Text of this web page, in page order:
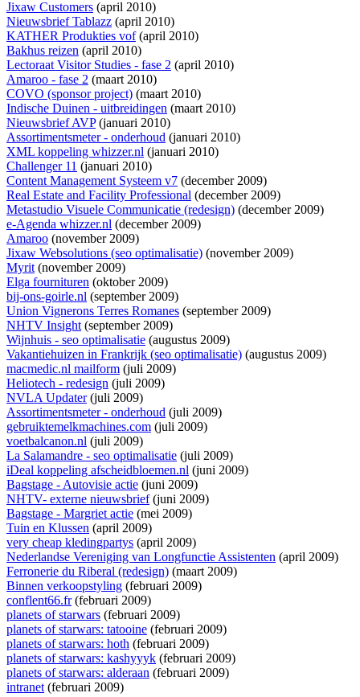
Jixaw Customers (april 2010)
Nieuwsbrief Tablazz (april 2010)
KATHER Produkties vof(april 2010)
Bakhus reizen (april 2010)
Lectoraat Visitor Studies - fase 2 (april 2010)
Amaroo - fase 2 (maart 2010)
COVO (sponsor project) (maart 2010)
Indische Duinen - uitbreidingen (maart 2010)
Nieuwsbrief AVP(januari 2010)
Assortimentsmeter - onderhoud (januari 2010)
XML koppeling whizzer.nl (januari 2010)
Challenger 11 (januari 2010)
Content Management Systeem v7 (december 2009)
Real Estate and Facility Professional (december 2009)
Metastudio Visuele Communicatie (redesign) (december 2009)
e-Agenda whizzer.nl (december 2009)
Amaroo (november 2009)
Jixaw Websolutions (seo optimalisatie) (november 2009)
Myrit(november 2009)
Elga fournituren (oktober 2009)
bij-ons-goirle.nl (september 2009)
Union Vignerons Terres Romanes (september 2009)
NHTV Insight(september 2009)
Wijnhuis - seo optimalisatie (augustus 2009)
Vakantiehuizen in Frankrijk (seo optimalisatie) (augustus 2009)
macmedic.nl mailform (juli 2009)
Heliotech - redesign (juli 2009)
NVLA Updater(juli 2009)
Assortimentsmeter - onderhoud (juli 2009)
gebruiktemelkmachines.com (juli 2009)
voetbalcanon.nl (juli 2009)
La Salamandre - seo optimalisatie (juli 2009)
iDeal koppeling afscheidbloemen.nl (juni 2009)
Bagstage - Autovisie actie (juni 2009)
NHTV- externe nieuwsbrief(juni 2009)
Bagstage - Margriet actie (mei 2009)
Tuin en Klussen (april 2009)
very cheap kledingpartys (april 2009)
Nederlandse Vereniging van Longfunctie Assistenten (april 2009)
Ferronerie du Riberal (redesign) (maart 2009)
Binnen verkoopstyling (februari 2009)
conflent66.fr(februari 2009)
planets of starwars (februari 2009)
planets of starwars: tatooine (februari 2009)
planets of starwars: hoth (februari 2009)
planets of starwars: kashyyyk (februari 2009)
planets of starwars: alderaan (februari 2009)
intranet(februari 2009)